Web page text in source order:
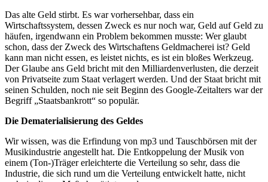
Das alte Geld stirbt. Es war vorhersehbar, dass ein
Wirtschaftssystem, dessen Zweck es nur noch war, Geld auf Geld zu
häufen, irgendwann ein Problem bekommen musste: Wer glaubt
schon, dass der Zweck des Wirtschaftens Geldmacherei ist? Geld
kann man nicht essen, es leistet nichts, es ist ein bloßes Werkzeug.
Der Glaube ans Geld bricht mit den Milliardenverlusten, die derzeit
von Privatseite zum Staat verlagert werden. Und der Staat bricht mit
seinen Schulden, noch nie seit Beginn des Google-Zeitalters war der
Begriff „Staatsbankrott“ so populär.
Die Dematerialisierung des Geldes
Wir wissen, was die Erfindung von mp3 und Tauschbörsen mit der
Musikindustrie angestellt hat. Die Entkoppelung der Musik von
einem (Ton-)Träger erleichterte die Verteilung so sehr, dass die
Industrie, die sich rund um die Verteilung entwickelt hatte, nicht